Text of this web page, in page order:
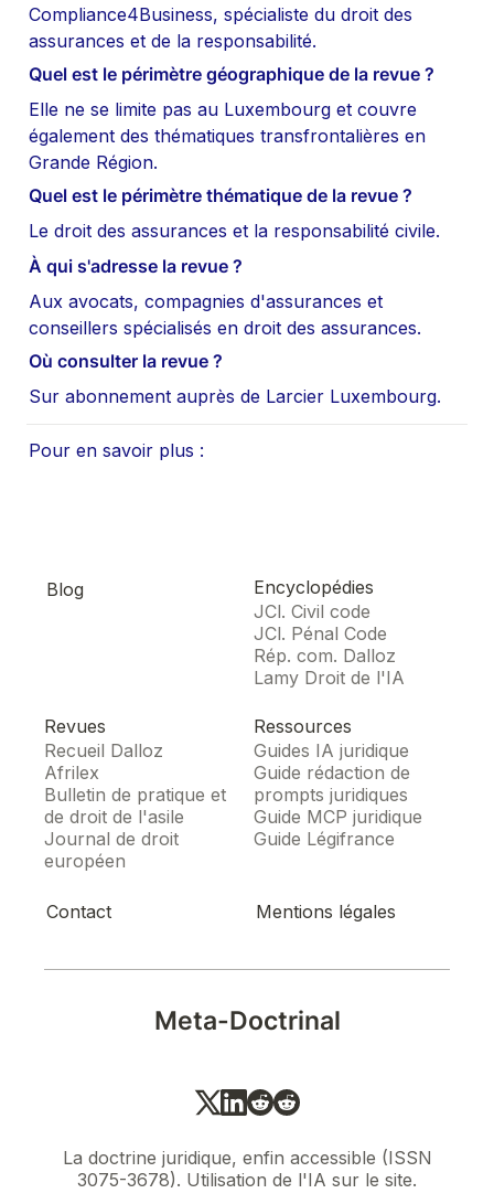
Compliance4Business, spécialiste du droit des
assurances et de la responsabilité.
Quel est le périmètre géographique de la revue ?
Elle ne se limite pas au Luxembourg et couvre
également des thématiques transfrontalières en
Grande Région.
Quel est le périmètre thématique de la revue ?
Le droit des assurances et la responsabilité civile.
À qui s'adresse la revue ?
Aux avocats, compagnies d'assurances et
conseillers spécialisés en droit des assurances.
Où consulter la revue ?
Sur abonnement auprès de Larcier Luxembourg.
Pour en savoir plus :
Meta-Doctrinal
Blog
Encyclopédies
JCl. Civil code
JCl. Pénal Code
Rép. com. Dalloz
Lamy Droit de l'IA
Revues
Recueil Dalloz
Afrilex
Bulletin de pratique et
de droit de l'asile
Journal de droit
européen
Ressources
Guides IA juridique
Guide rédaction de
prompts juridiques
Guide MCP juridique
Guide Légifrance
Contact Mentions légales
La doctrine juridique, enfin accessible (ISSN
3075-3678). Utilisation de l'IA sur le site.